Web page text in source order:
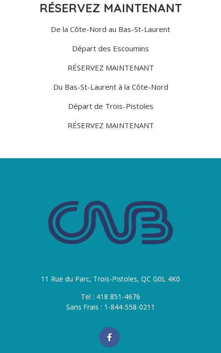
RÉSERVEZ MAINTENANT
De la Côte-Nord au Bas-St-Laurent
Départ des Escoumins
RÉSERVEZ MAINTENANT
Du Bas-St-Laurent à la Côte-Nord
Départ de Trois-Pistoles
RÉSERVEZ MAINTENANT
11 Rue du Parc, Trois-Pistoles, QC G0L 4K0
Tel : 418 851-4676
Sans Frais : 1-844-558-0211